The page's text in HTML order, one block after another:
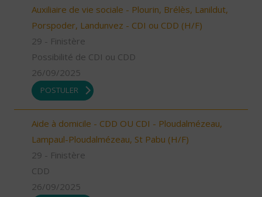
Auxiliaire de vie sociale - Plourin, Brélès, Lanildut,
Porspoder, Landunvez - CDI ou CDD (H/F)
29 - Finistère
Possibilité de CDI ou CDD
26/09/2025
POSTULER
Aide à domicile - CDD OU CDI - Ploudalmézeau,
Lampaul-Ploudalmézeau, St Pabu (H/F)
29 - Finistère
CDD
26/09/2025